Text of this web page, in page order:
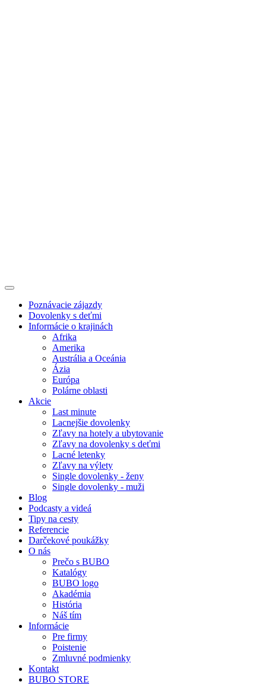
Poznávacie zájazdy
Dovolenky s deťmi
Informácie o krajinách
Afrika
Amerika
Austrália a Oceánia
Ázia
Európa
Polárne oblasti
Akcie
Last minute
Lacnejšie dovolenky
Zľavy na hotely a ubytovanie
Zľavy na dovolenky s deťmi
Lacné letenky
Zľavy na výlety
Single dovolenky - ženy
Single dovolenky - muži
Blog
Podcasty a videá
Tipy na cesty
Referencie
Darčekové poukážky
O nás
Prečo s BUBO
Katalógy
BUBO logo
Akadémia
História
Náš tím
Informácie
Pre firmy
Poistenie
Zmluvné podmienky
Kontakt
BUBO STORE